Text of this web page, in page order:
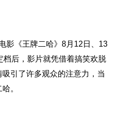
影《王牌二哈》8月12日、13
档后，影片就凭借着搞笑欢脱
引了许多观众的注意力，当
。